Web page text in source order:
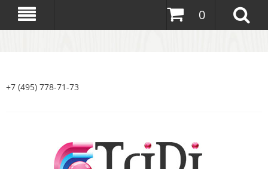
0
+7 (495) 778-71-73